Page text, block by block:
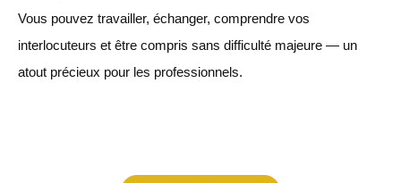
Vous pouvez travailler, échanger, comprendre vos
interlocuteurs et être compris sans difficulté majeure — un
atout précieux pour les professionnels.